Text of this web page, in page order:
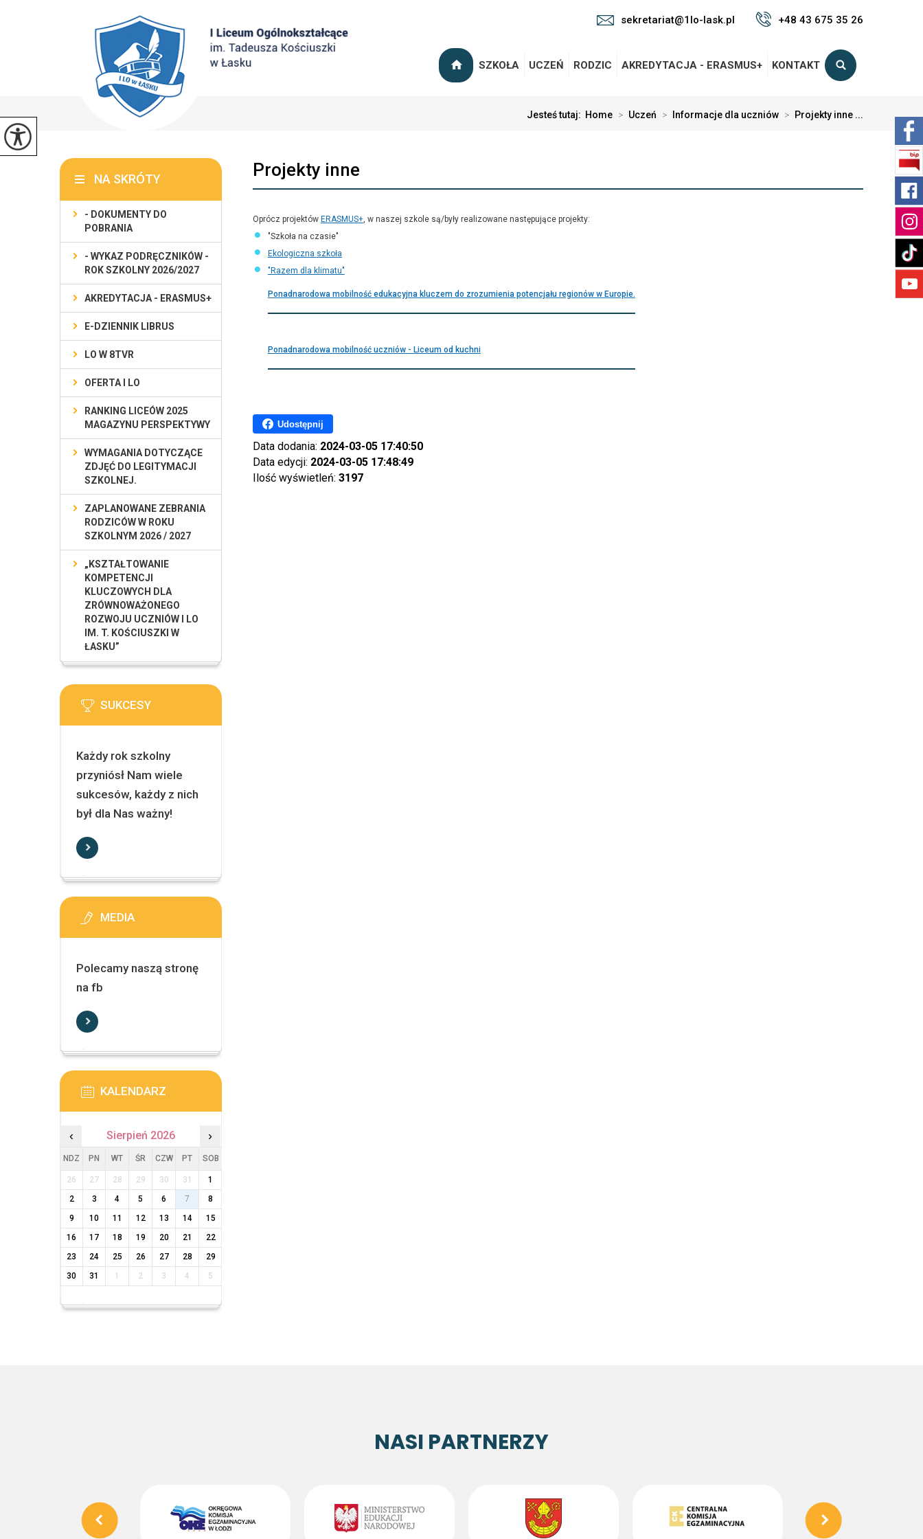
sekretariat@1lo-lask.pl +48 43 675 35 26
SZKOŁA UCZEŃ RODZIC AKREDYTACJA - ERASMUS+ KONTAKT
Jesteś tutaj: Home > Uczeń > Informacje dla uczniów > Projekty inne ...
Projekty inne
Oprócz projektów ERASMUS+, w naszej szkole są/były realizowane następujące projekty:
"Szkoła na czasie"
Ekologiczna szkoła
"Razem dla klimatu"
Ponadnarodowa mobilność edukacyjna kluczem do zrozumienia potencjału regionów w Europie.
Ponadnarodowa mobilność uczniów - Liceum od kuchni
Udostępnij
Data dodania: 2024-03-05 17:40:50
Data edycji: 2024-03-05 17:48:49
Ilość wyświetleń: 3197
NA SKRÓTY
- DOKUMENTY DO
POBRANIA
- WYKAZ PODRĘCZNIKÓW -
ROK SZKOLNY 2026/2027
AKREDYTACJA - ERASMUS+
E-DZIENNIK LIBRUS
LO W 8TVR
OFERTA I LO
RANKING LICEÓW 2025
MAGAZYNU PERSPEKTYWY
WYMAGANIA DOTYCZĄCE
ZDJĘĆ DO LEGITYMACJI
SZKOLNEJ.
ZAPLANOWANE ZEBRANIA
RODZICÓW W ROKU
SZKOLNYM 2026 / 2027
„KSZTAŁTOWANIE
KOMPETENCJI
KLUCZOWYCH DLA
ZRÓWNOWAŻONEGO
ROZWOJU UCZNIÓW I LO
IM. T. KOŚCIUSZKI W
ŁASKU”
SUKCESY
Każdy rok szkolny
przyniósł Nam wiele
sukcesów, każdy z nich
był dla Nas ważny!
MEDIA
Polecamy naszą stronę
na fb
KALENDARZ
‹ Sierpień 2026 ›
NDZ PN WT ŚR CZW PT SOB
26 27 28 29 30 31
1
2
3 4 5 6 7
8
9
10 11 12 13 14
15
16
17 18 19 20 21
22
23
24 25 26 27 28
29
30
31 1 2 3 4 5
NASI PARTNERZY